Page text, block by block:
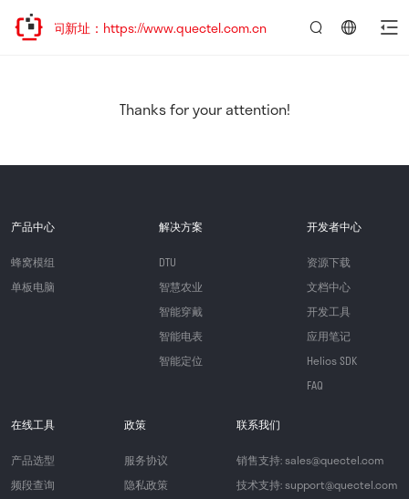
欢迎访问新址：https://www.quectel.com.cn
Thanks for your attention!
产品中心
蜂窝模组
单板电脑
解决方案
DTU
智慧农业
智能穿戴
智能电表
智能定位
开发者中心
资源下载
文档中心
开发工具
应用笔记
Helios SDK
FAQ
在线工具
产品选型
频段查询
政策
服务协议
隐私政策
联系我们
销售支持: sales@quectel.com
技术支持: support@quectel.com